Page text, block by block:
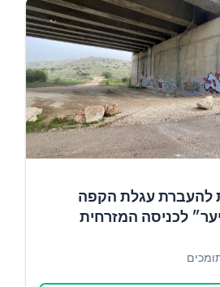
להעברת עגלת הקפה
לכניסה המזרחית